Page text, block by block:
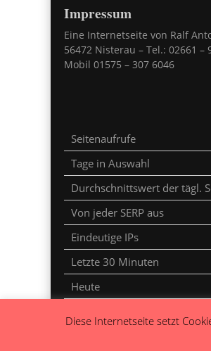
Impressum
Eine Internetseite von Ralf
56472 Nisterau – Tel.: 02661 –
Mobil 01575 – 307 6046
Seitenaufrufe
Tage in Auswahl
Durchschnittswert der tägl.
Von jeder SERP aus
Eindeutige IPs
Letzte 30 Minuten
Heute
Diese Internetseite setzt